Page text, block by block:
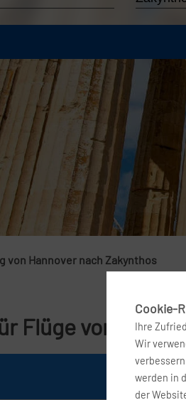
von Hannover nach Zakynthos
Flüge von
Cookie-
Ihre
Wir
werden in
der